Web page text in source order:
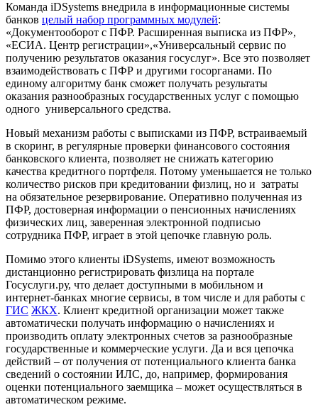
Команда iDSystems внедрила в информационные системы
банков целый набор программных модулей:
«Документооборот с ПФР. Расширенная выписка из ПФР»,
«ЕСИА. Центр регистрации»,«Универсальный сервис по
получению результатов оказания госуслуг». Все это позволяет
взаимодействовать с ПФР и другими госорганами. По
единому алгоритму банк сможет получать результаты
оказания разнообразных государственных услуг с помощью
одного универсального средства.
Новый механизм работы с выписками из ПФР, встраиваемый
в скоринг, в регулярные проверки финансового состояния
банковского клиента, позволяет не снижать категорию
качества кредитного портфеля. Потому уменьшается не только
количество рисков при кредитовании физлиц, но и затраты
на обязательное резервирование. Оперативно полученная из
ПФР, достоверная информации о пенсионных начислениях
физических лиц, заверенная электронной подписью
сотрудника ПФР, играет в этой цепочке главную роль.
Помимо этого клиенты iDSystems, имеют возможность
дистанционно регистрировать физлица на портале
Госуслуги.ру, что делает доступными в мобильном и
интернет-банках многие сервисы, в том числе и для работы с
ГИС ЖКХ. Клиент кредитной организации может также
автоматически получать информацию о начислениях и
производить оплату электронных счетов за разнообразные
государственные и коммерческие услуги. Да и вся цепочка
действий – от получения от потенциального клиента банка
сведений о состоянии ИЛС, до, например, формирования
оценки потенциального заемщика – может осуществляться в
автоматическом режиме.